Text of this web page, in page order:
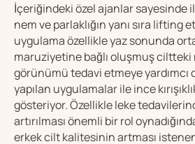
İçeriğindeki özel ajanlar sayesinde
nem ve parlaklığın yanı sıra lifting
uygulama özellikle yaz sonunda
maruziyetine bağlı oluşmuş ciltteki
görünümü tedavi etmeye yardımcı
yapılan uygulamalar ile ince
gösteriyor. Özellikle leke
artırılması önemli bir rol
erkek cilt kalitesinin artması